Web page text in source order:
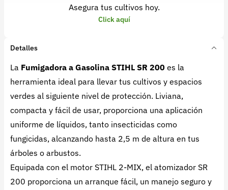
Asegura tus cultivos hoy.
Click aquí
Detalles
La Fumigadora a Gasolina STIHL SR 200 es la
herramienta ideal para llevar tus cultivos y espacios
verdes al siguiente nivel de protección. Liviana,
compacta y fácil de usar, proporciona una aplicación
uniforme de líquidos, tanto insecticidas como
fungicidas, alcanzando hasta 2,5 m de altura en tus
árboles o arbustos.
Equipada con el motor STIHL 2-MIX, el atomizador SR
200 proporciona un arranque fácil, un manejo seguro y